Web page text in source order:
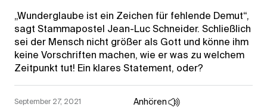
„Wunderglaube ist ein Zeichen für fehlende Demut“,
sagt Stammapostel Jean-Luc Schneider. Schließlich
sei der Mensch nicht größer als Gott und könne ihm
keine Vorschriften machen, wie er was zu welchem
Zeitpunkt tut! Ein klares Statement, oder?
September 27, 2021 Anhören